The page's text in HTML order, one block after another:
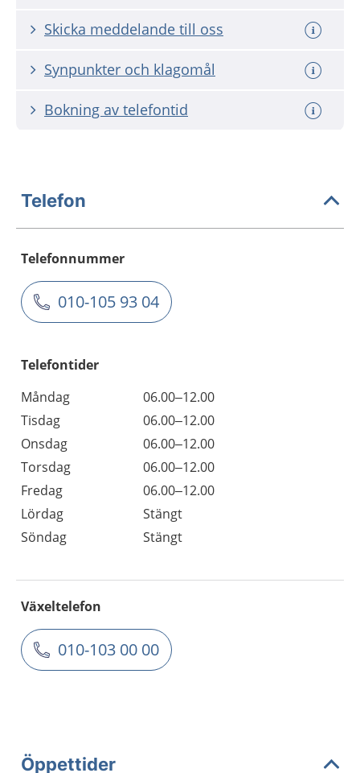
Skicka meddelande till oss
Synpunkter och klagomål
Bokning av telefontid
Telefon
Telefonnummer
010-105 93 04
Telefontider
Måndag
06.00–12.00
Tisdag
06.00–12.00
Onsdag
06.00–12.00
Torsdag
06.00–12.00
Fredag
06.00–12.00
Lördag
Stängt
Söndag
Stängt
Växeltelefon
010-103 00 00
Öppettider